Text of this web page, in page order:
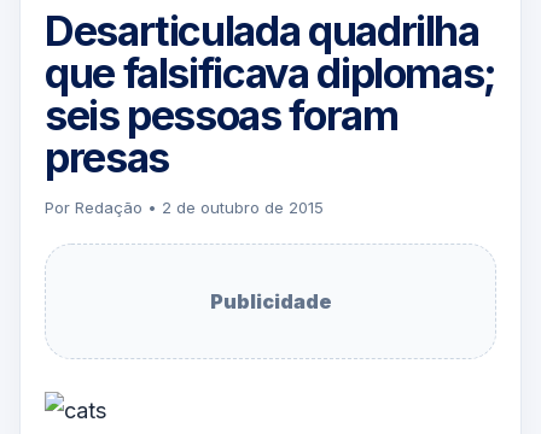
Desarticulada quadrilha
que falsificava diplomas;
seis pessoas foram
presas
Por Redação • 2 de outubro de 2015
Publicidade